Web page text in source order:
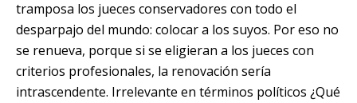
tramposa los jueces conservadores con todo el
desparpajo del mundo: colocar a los suyos. Por eso no
se renueva, porque si se eligieran a los jueces con
criterios profesionales, la renovación sería
intrascendente. Irrelevante en términos políticos ¿Qué